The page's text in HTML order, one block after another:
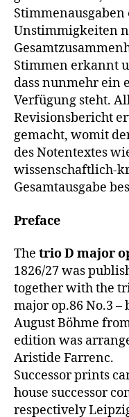
Unstimmigkeiten
Stimmen erkannt
dass nunmehr ein
Verfügung steht.
Revisionsbericht
gemacht, womit
des Notentextes
wissenschaftlich-
Gesamtausgabe
Preface
The trio D major
1826/27 was
together with the
major op.86 No.3
August Böhme
edition was
Aristide Farrenc.
Successor prints
house successor
respectively